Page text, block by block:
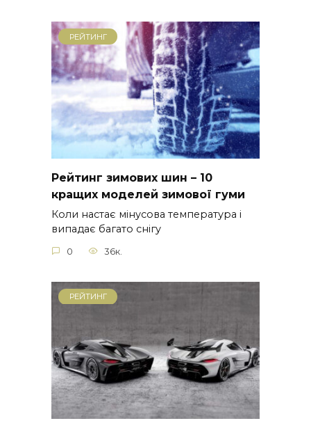
РЕЙТИНГ
Рейтинг зимових шин – 10
кращих моделей зимової гуми
Коли настає мінусова температура і
випадає багато снігу
0 36к.
РЕЙТИНГ